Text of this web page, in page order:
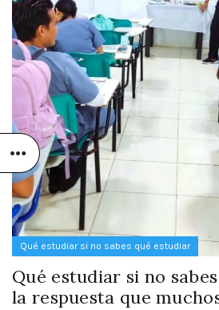
Qué estudiar si no sabes qué estudiar
Qué estudiar si no
la respuesta que